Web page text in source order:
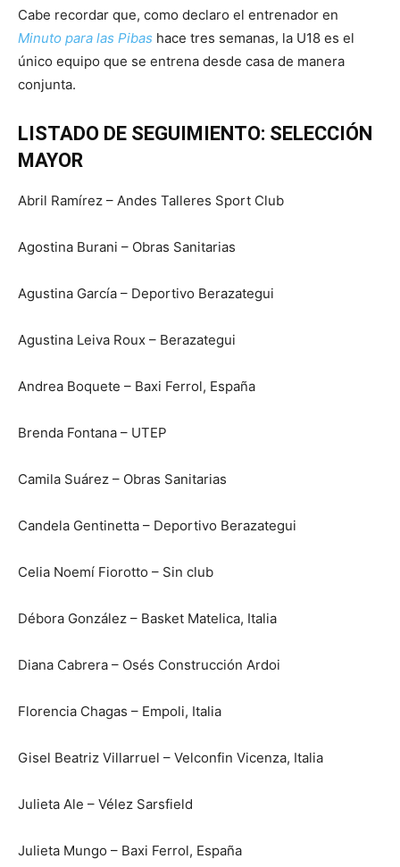
Cabe recordar que, como declaro el entrenador en
Minuto para las Pibas hace tres semanas, la U18 es el
único equipo que se entrena desde casa de manera
conjunta.
LISTADO DE SEGUIMIENTO: SELECCIÓN
MAYOR
Abril Ramírez – Andes Talleres Sport Club
Agostina Burani – Obras Sanitarias
Agustina García – Deportivo Berazategui
Agustina Leiva Roux – Berazategui
Andrea Boquete – Baxi Ferrol, España
Brenda Fontana – UTEP
Camila Suárez – Obras Sanitarias
Candela Gentinetta – Deportivo Berazategui
Celia Noemí Fiorotto – Sin club
Débora González – Basket Matelica, Italia
Diana Cabrera – Osés Construcción Ardoi
Florencia Chagas – Empoli, Italia
Gisel Beatriz Villarruel – Velconfin Vicenza, Italia
Julieta Ale – Vélez Sarsfield
Julieta Mungo – Baxi Ferrol, España